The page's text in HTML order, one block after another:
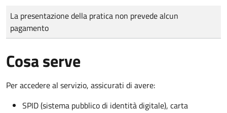
Tipo di pagamento
Importo
La presentazione della pratica non prevede alcun
pagamento
Cosa serve
Per accedere al servizio, assicurati di avere:
SPID (sistema pubblico di identità digitale), carta